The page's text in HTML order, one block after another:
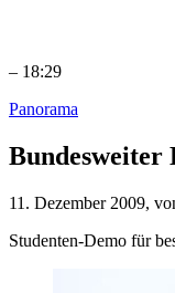
– 18:29
Panorama
Bundesweiter
11. Dezember 2009,
Studenten-Demo für